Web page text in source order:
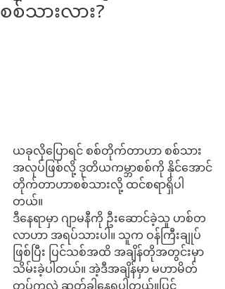
စစ်သားလား?
ယခုလိုပြောရင် စစ်တိုက်တာဟာ စစ်သား
အလုပ်ဖြစ်လို့ ဒုတိယကမ္ဘာစစ်ကို နိုင်အောင်
တိုက်တာဟာစစ်သားလို့ ထင်စရာရှိပါ
တယ်။
ဒီနေရာမှာ ဂျာမနီကို ဦးဆောင်ခဲ့သူ ဟစ်တ
လာဟာ အရပ်သားပါ။ သူက ဝန်ကြီးချုပ်
ဖြစ်ပြီး ပြင်သစ်အထိ အချိန်တိုအတွင်းမှာ
သိမ်းခဲ့ပါတယ်။ အဲ့ဒီအချိန်မှာ မဟာမိတ်
တပ်ကလဲ ဆုတ်ခွါနေရပါတယ်။ပြင်